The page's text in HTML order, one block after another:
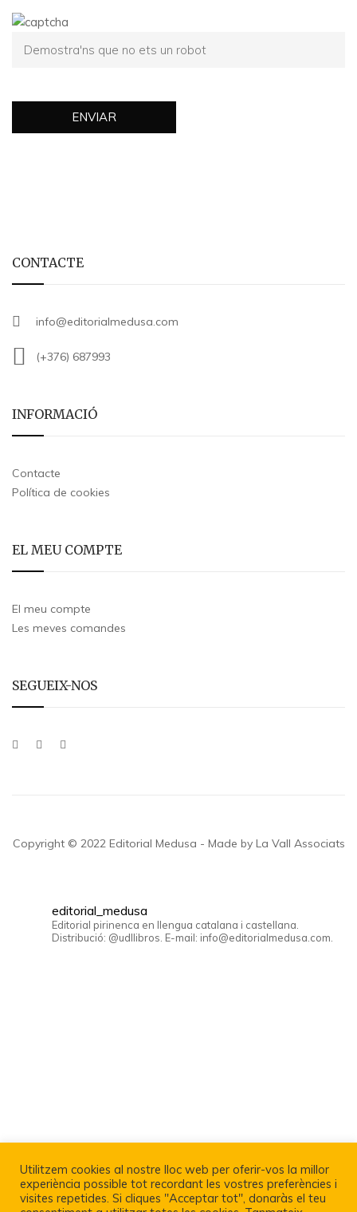
CONTACTE
info@editorialmedusa.com
(+376) 687993
INFORMACIÓ
Contacte
Política de cookies
EL MEU COMPTE
El meu compte
Les meves comandes
SEGUEIX-NOS
Copyright © 2022 Editorial Medusa - Made by La Vall Associats
editorial_medusa
Editorial pirinenca en llengua catalana i castellana.
Distribució: @udllibros. E-mail: info@editorialmedusa.com.
Utilitzem cookies al nostre lloc web per oferir-vos la millor
experiència possible tot recordant les vostres preferències i
visites repetides. Si cliques "Acceptar tot", donaràs el teu